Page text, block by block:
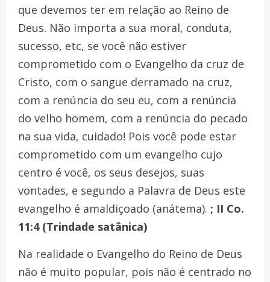
que devemos ter em relação ao Reino de
Deus. Não importa a sua moral, conduta,
sucesso, etc, se você não estiver
comprometido com o Evangelho da cruz de
Cristo, com o sangue derramado na cruz,
com a renúncia do seu eu, com a renúncia
do velho homem, com a renúncia do pecado
na sua vida, cuidado! Pois você pode estar
comprometido com um evangelho cujo
centro é você, os seus desejos, suas
vontades, e segundo a Palavra de Deus este
evangelho é amaldiçoado (anátema). ; II Co.
11:4 (Trindade satânica)
Na realidade o Evangelho do Reino de Deus
não é muito popular, pois não é centrado no